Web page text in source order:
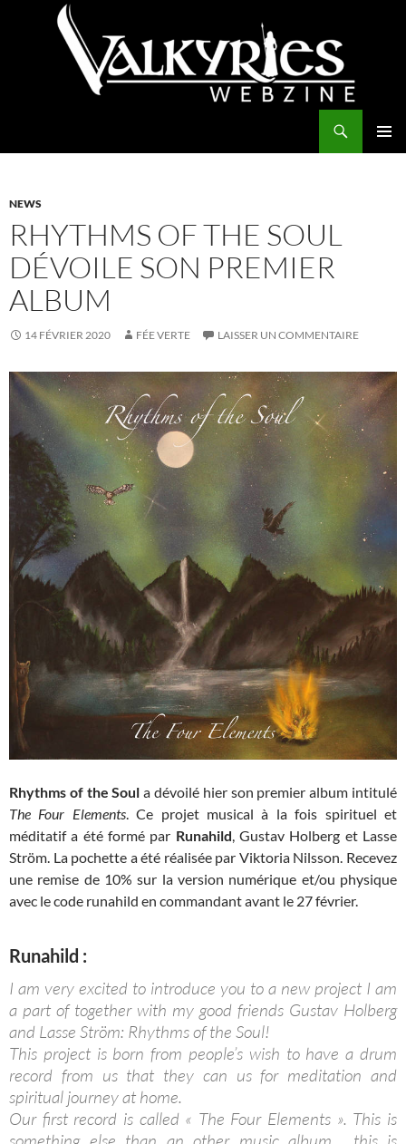
NEWS
RHYTHMS OF THE SOUL
DÉVOILE SON PREMIER
ALBUM
14 FÉVRIER 2020 FÉE VERTE LAISSER UN COMMENTAIRE
Rhythms of the Soul a dévoilé hier son premier album intitulé
The Four Elements. Ce projet musical à la fois spirituel et
méditatif a été formé par Runahild, Gustav Holberg et Lasse
Ström. La pochette a été réalisée par Viktoria Nilsson. Recevez
une remise de 10% sur la version numérique et/ou physique
avec le code runahild en commandant avant le 27 février.
Runahild :
I am very excited to introduce you to a new project I am
a part of together with my good friends Gustav Holberg
and Lasse Ström: Rhythms of the Soul!
This project is born from people’s wish to have a drum
record from us that they can us for meditation and
spiritual journey at home.
Our first record is called « The Four Elements ». This is